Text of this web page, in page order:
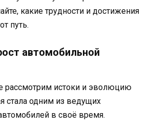
какие трудности и достижения
путь.
автомобильной
рассмотрим истоки и эволюцию
стала одним из ведущих
в своё время.